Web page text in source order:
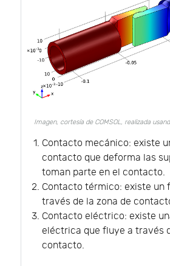
Imagen, cortesía de COMSOL, realizada
Contacto mecánico: existe
contacto que deforma las
toman parte en el contacto.
Contacto térmico: existe un
través de la zona de
Contacto eléctrico: existe
eléctrica que fluye a través
contacto.